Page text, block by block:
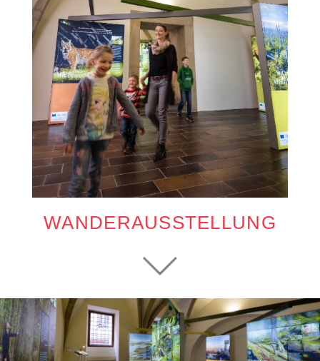
Beratungsgespräch mit
„AHA!“-Erlebnis.
WANDERAUSSTELLUNG